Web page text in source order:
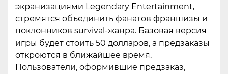
экранизациями Legendary Entertainment,
стремятся объединить фанатов франшизы и
поклонников survival-жанра. Базовая версия
игры будет стоить 50 долларов, а предзаказы
откроются в ближайшее время.
Пользователи, оформившие предзаказ,